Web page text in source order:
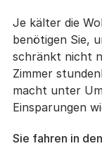
Je kälter die
benötigen Sie,
schränkt nicht
Zimmer
macht unter
Einsparungen
Sie fahren in